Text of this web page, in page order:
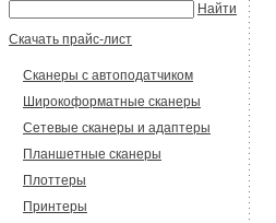
Найти
Скачать прайс-лист
Сканеры с автоподатчиком
Широкоформатные сканеры
Сетевые сканеры и адаптеры
Планшетные сканеры
Плоттеры
Принтеры